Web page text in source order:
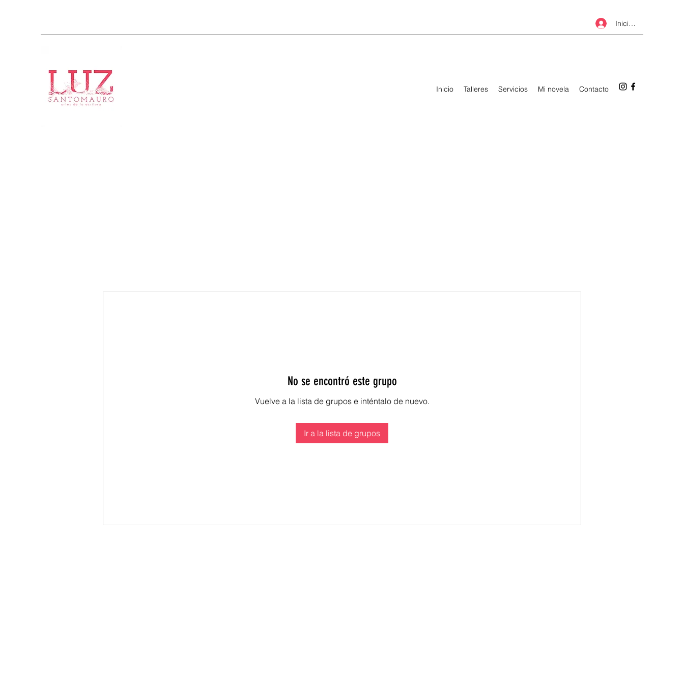
Iniciar sesión
Inicio Talleres Servicios Mi novela Contacto
No se encontró este grupo
Vuelve a la lista de grupos e inténtalo de nuevo.
Ir a la lista de grupos